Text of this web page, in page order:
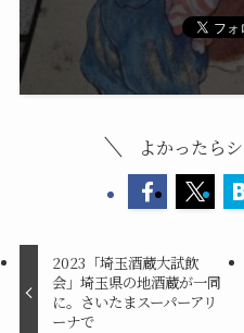
よかったら
2023「埼玉酒蔵大試飲
会」埼玉県の地酒蔵が一同
に。さいたまスーパーアリ
ーナで